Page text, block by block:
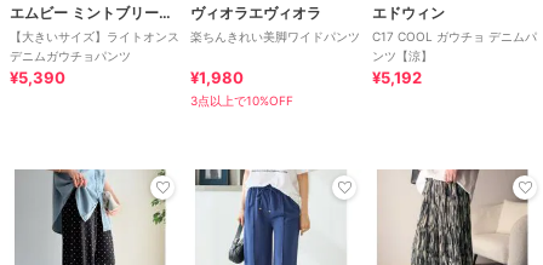
エムビー ミントブリーズ
【大きいサイズ】ライトオンス
デニムガウチョパンツ
¥5,390
ヴィオラエヴィオラ
楽ちんきれい美脚ワイドパンツ
¥1,980
3点以上で10%OFF
エドウィン
C17 COOL ガウチョ デニムパ
ンツ【涼】
¥5,192